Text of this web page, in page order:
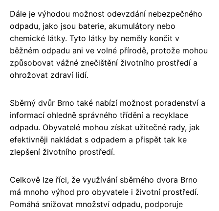
Dále je výhodou možnost odevzdání nebezpečného
odpadu, jako jsou baterie, akumulátory nebo
chemické látky. Tyto látky by neměly končit v
běžném odpadu ani ve volné přírodě, protože mohou
způsobovat vážné znečištění životního prostředí a
ohrožovat zdraví lidí.
Sběrný dvůr Brno také nabízí možnost poradenství a
informací ohledně správného třídění a recyklace
odpadu. Obyvatelé mohou získat užitečné rady, jak
efektivněji nakládat s odpadem a přispět tak ke
zlepšení životního prostředí.
Celkově lze říci, že využívání sběrného dvora Brno
má mnoho výhod pro obyvatele i životní prostředí.
Pomáhá snižovat množství odpadu, podporuje